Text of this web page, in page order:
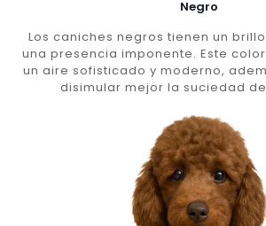
Negro
Los caniches negros tienen un
una presencia imponente. Este
un aire sofisticado y moderno,
disimular mejor la suciedad